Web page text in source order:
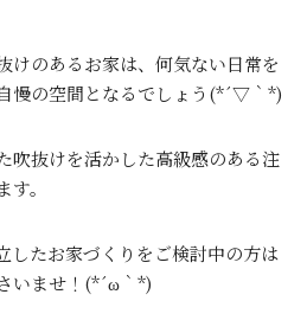
けのあるお家は、何気ない日常を
慢の空間となるでしょう(*´▽｀*)
吹抜けを活かした高級感のある注
。
したお家づくりをご検討中の方は
いませ！(*´ω｀*)